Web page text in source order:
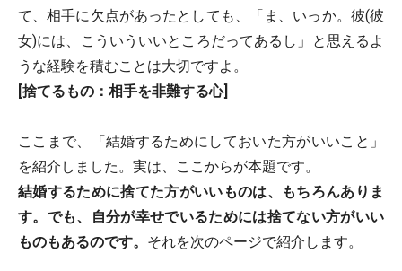
て、相手に欠点があったとしても、「ま、いっか。彼(彼
女)には、こういういいところだってあるし」と思えるよ
うな経験を積むことは大切ですよ。
[捨てるもの：相手を非難する心]
ここまで、「結婚するためにしておいた方がいいこと」
を紹介しました。実は、ここからが本題です。
結婚するために捨てた方がいいものは、もちろんありま
す。でも、自分が幸せでいるためには捨てない方がいい
ものもあるのです。 それを次のページで紹介します。